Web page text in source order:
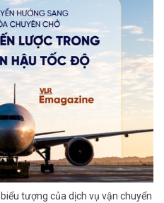
tượng của dịch vụ vận chuyển